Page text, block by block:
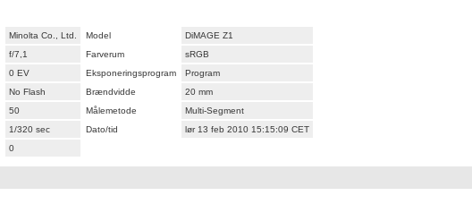
Minolta Co., Ltd. Model
DiMAGE Z1
f/7,1 Farverum
sRGB
0 EV Eksponeringsprogram
Program
No Flash Brændvidde
20 mm
50 Målemetode
Multi-Segment
1/320 sec Dato/tid
lør 13 feb 2010 15:15:09 CET
0